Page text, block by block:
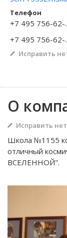
Восточно-
Телефон
+7 495 756-62-
+7 495 756-62-
Исправить
О
Исправить
Школа №1155
отличный
ВСЕЛЕННОЙ".